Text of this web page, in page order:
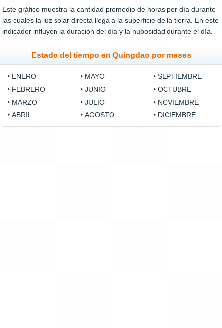
Este gráfico muestra la cantidad promedio de horas por día durante
las cuales la luz solar directa llega a la superficie de la tierra. En este
indicador influyen la duración del día y la nubosidad durante el día.
Estado del tiempo en Quingdao por meses
ENERO
FEBRERO
MARZO
ABRIL
MAYO
JUNIO
JULIO
AGOSTO
SEPTIEMBRE
OCTUBRE
NOVIEMBRE
DICIEMBRE